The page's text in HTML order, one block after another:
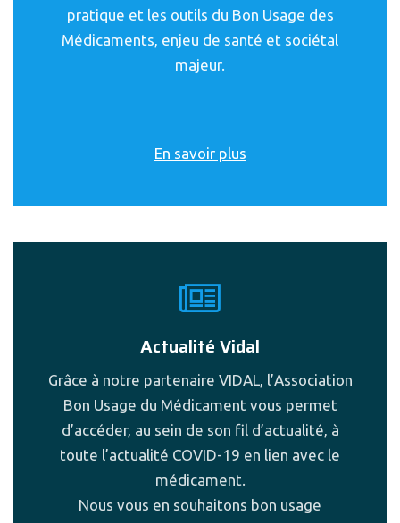
pratique et les outils du Bon Usage des
Médicaments, enjeu de santé et sociétal
majeur.
En savoir plus
Actualité Vidal
Grâce à notre partenaire VIDAL, l’Association
Bon Usage du Médicament vous permet
d’accéder, au sein de son fil d’actualité, à
toute l’actualité COVID-19 en lien avec le
médicament.
Nous vous en souhaitons bon usage